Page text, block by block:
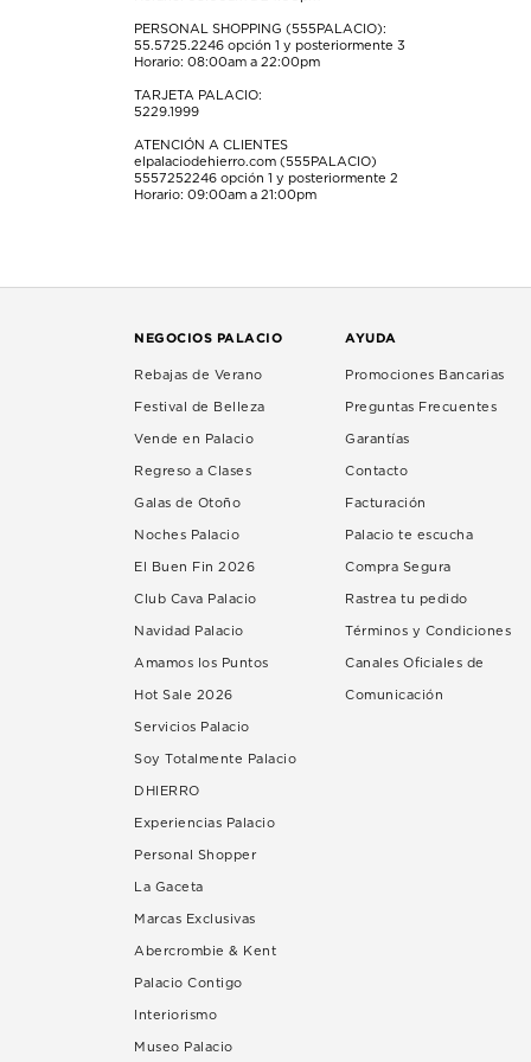
PERSONAL SHOPPING (555PALACIO):
55.5725.2246 opción 1 y posteriormente 3
Horario: 08:00am a 22:00pm
TARJETA PALACIO:
5229.1999
ATENCIÓN A CLIENTES
elpalaciodehierro.com (555PALACIO)
5557252246 opción 1 y posteriormente 2
Horario: 09:00am a 21:00pm
NEGOCIOS PALACIO
Rebajas de Verano
Festival de Belleza
Vende en Palacio
Regreso a Clases
Galas de Otoño
Noches Palacio
El Buen Fin 2026
Club Cava Palacio
Navidad Palacio
Amamos los Puntos
Hot Sale 2026
Servicios Palacio
Soy Totalmente Palacio
DHIERRO
Experiencias Palacio
Personal Shopper
La Gaceta
Marcas Exclusivas
Abercrombie & Kent
Palacio Contigo
Interiorismo
Museo Palacio
AYUDA
Promociones Bancarias
Preguntas Frecuentes
Garantías
Contacto
Facturación
Palacio te escucha
Compra Segura
Rastrea tu pedido
Términos y Condiciones
Canales Oficiales de
Comunicación